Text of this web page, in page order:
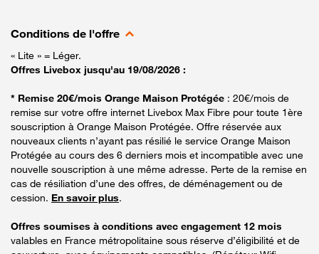
Conditions de l'offre
« Lite » = Léger.
Offres Livebox jusqu'au 19/08/2026 :
* Remise 20€/mois Orange Maison Protégée : 20€/mois de
remise sur votre offre internet Livebox Max Fibre pour toute 1ère
souscription à Orange Maison Protégée. Offre réservée aux
nouveaux clients n’ayant pas résilié le service Orange Maison
Protégée au cours des 6 derniers mois et incompatible avec une
nouvelle souscription à une même adresse. Perte de la remise en
cas de résiliation d’une des offres, de déménagement ou de
cession. En savoir plus.
Offres soumises à conditions avec engagement 12 mois
valables en France métropolitaine sous réserve d’éligibilité et de